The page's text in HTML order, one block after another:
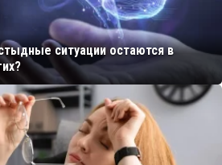
ситуации остаются в